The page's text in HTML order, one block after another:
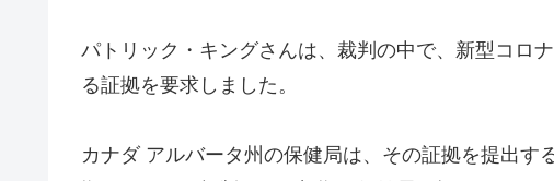
パトリック・キングさんは、裁判の中で、新型コロ
る証拠を要求しました。
カナダ アルバータ州の保健局は、その証拠を提出す